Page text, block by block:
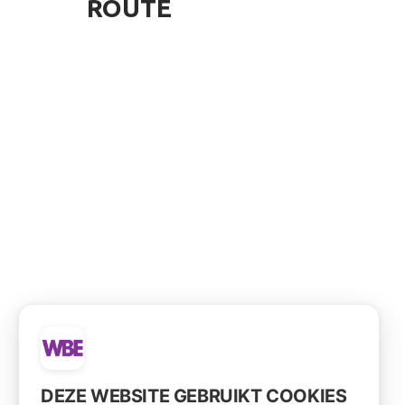
ROUTE
DEZE WEBSITE GEBRUIKT COOKIES